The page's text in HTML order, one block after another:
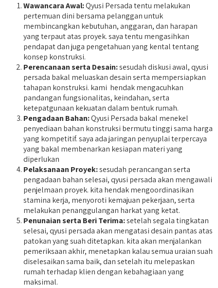
Wawancara Awal:Qyusi Persada tentu melakukan
pertemuan dini bersama pelanggan untuk
membincangkan kebutuhan, anggaran, dan harapan
yang terpaut atas proyek. saya tentu mengasihkan
pendapat dan juga pengetahuan yang kental tentang
konsep konstruksi.
Perencanaan serta Desain:sesudah diskusi awal, qyusi
persada bakal meluaskan desain serta mempersiapkan
tahapan konstruksi. kami hendak mengacuhkan
pandangan fungsionalitas, keindahan, serta
ketepatgunaan kekuatan dalam bentuk rumah.
Pengadaan Bahan:Qyusi Persada bakal menekel
penyediaan bahan konstruksi bermutu tinggi sama harga
yang kompetitif. saya ada jaringan penyuplai terpercaya
yang bakal membenarkan kesiapan materi yang
diperlukan
Pelaksanaan Proyek:sesudah perancangan serta
pengadaan bahan selesai, qyusi persada akan mengawali
penjelmaan proyek. kita hendak mengoordinasikan
stamina kerja, menyoroti kemajuan pekerjaan, serta
melakukan penanggulangan harkat yang ketat.
Penunaian serta Beri Terima:setelah segala tingkatan
selesai, qyusi persada akan mengatasi desain pantas atas
patokan yang suah ditetapkan. kita akan menjalankan
pemeriksaan akhir, menetapkan kalau semua uraian suah
diselesaikan sama baik, dan setelah itu melepaskan
rumah terhadap klien dengan kebahagiaan yang
maksimal.